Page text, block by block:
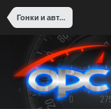
Гонки и автоспорт